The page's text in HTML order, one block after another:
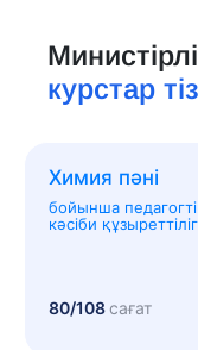
курстар
Химия пәні
бойынша
кәсіби
80/108сағат